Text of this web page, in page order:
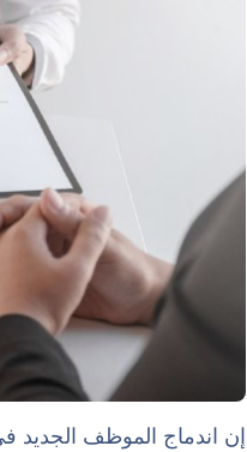
إن اندماج الموظف